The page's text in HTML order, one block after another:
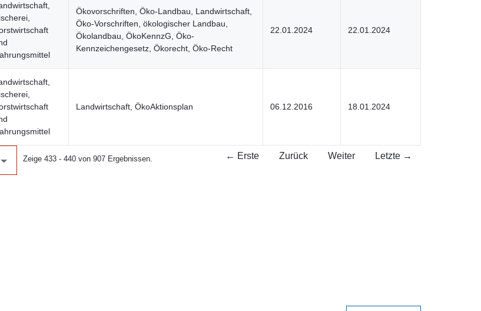
Ökovorschriften, Öko-Landbau, Landwirtschaft,
Öko-Vorschriften, ökologischer Landbau,
Ökolandbau, ÖkoKennzG, Öko-
Kennzeichengesetz, Ökorecht, Öko-Recht
22.01.2024 22.01.2024
Landwirtschaft, ÖkoAktionsplan 06.12.2016 18.01.2024
Zeige 433 - 440 von 907 Ergebnissen. ← Erste Zurück Weiter Letzte →